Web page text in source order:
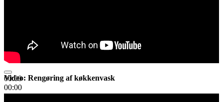
00:00
00:00
02:34
Video: Rengøring af køkkenvask